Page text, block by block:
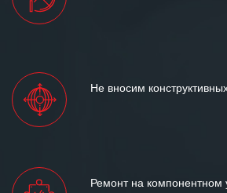
Не вносим
Ремонт на компонентном